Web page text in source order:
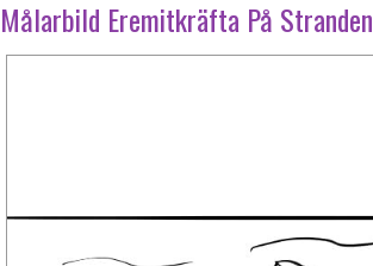
Målarbild Eremitkräfta På Stranden